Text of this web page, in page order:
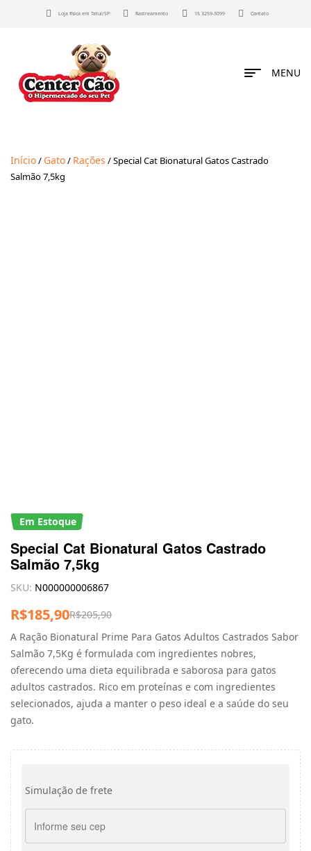
Loja física em Tatuí/SP Rastreamento 15 3259-3099 Contato
MENU
Início/ Gato/ Rações / Special Cat Bionatural Gatos Castrado
Salmão 7,5kg
Em Estoque
Special Cat Bionatural Gatos Castrado
Salmão 7,5kg
SKU: N000000006867
R$205,90
R$185,90
A Ração Bionatural Prime Para Gatos Adultos Castrados Sabor
Salmão 7,5Kg é formulada com ingredientes nobres,
oferecendo uma dieta equilibrada e saborosa para gatos
adultos castrados. Rico em proteínas e com ingredientes
selecionados, ajuda a manter o peso ideal e a saúde do seu
gato.
Simulação de frete